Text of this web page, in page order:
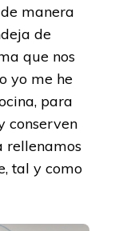
manera
de
que nos
yo me he
para
conserven
rellenamos
tal y como